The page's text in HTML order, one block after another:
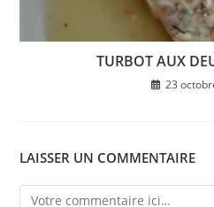
TURBOT AUX
23
LAISSER UN COMMENTAIRE
Comment